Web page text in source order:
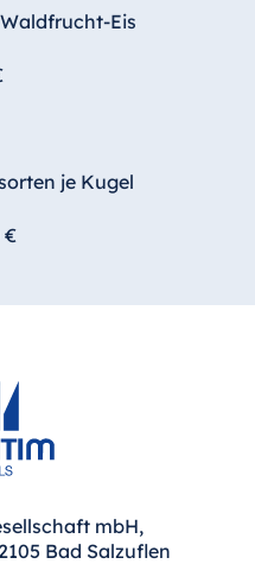
Eis
je Kugel
€
mbH,
Bad Salzuflen